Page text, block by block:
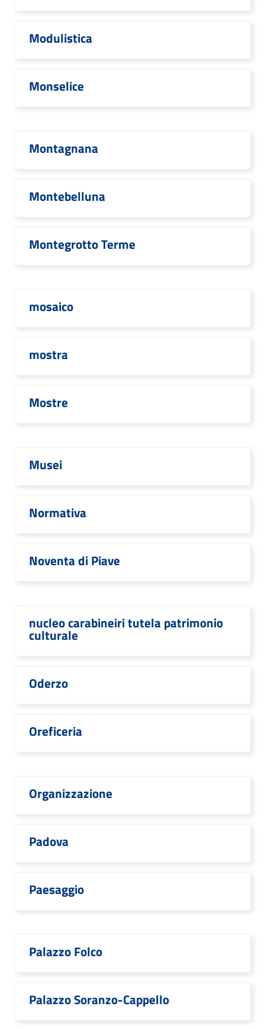
Modulistica
Monselice
Montagnana
Montebelluna
Montegrotto Terme
mosaico
mostra
Mostre
Musei
Normativa
Noventa di Piave
nucleo carabineiri tutela patrimonio
culturale
Oderzo
Oreficeria
Organizzazione
Padova
Paesaggio
Palazzo Folco
Palazzo Soranzo-Cappello